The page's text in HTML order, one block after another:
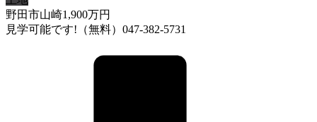
野田市山崎1,900万円
見学可能です!（無料）047-382-5731